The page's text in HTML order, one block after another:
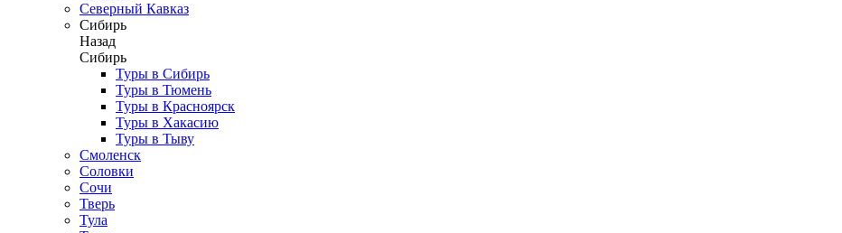
Северный Кавказ
Сибирь
Назад
Сибирь
Туры в Сибирь
Туры в Тюмень
Туры в Красноярск
Туры в Хакасию
Туры в Тыву
Смоленск
Соловки
Сочи
Тверь
Тула